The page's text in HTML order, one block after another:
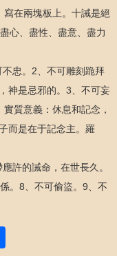
在兩塊板上。十誡是絕
心、盡性、盡意、盡力
忠。2、不可雕刻跪拜
神是忌邪的。3、不可妄
質意義：休息和記念，
而是在于記念主。羅
許的誡命，在世長久。
。8、不可偷盜。9、不